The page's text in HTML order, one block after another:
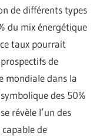
de différents types
du mix énergétique
taux pourrait
de
mondiale dans la
des 50%
révèle l’un des
de